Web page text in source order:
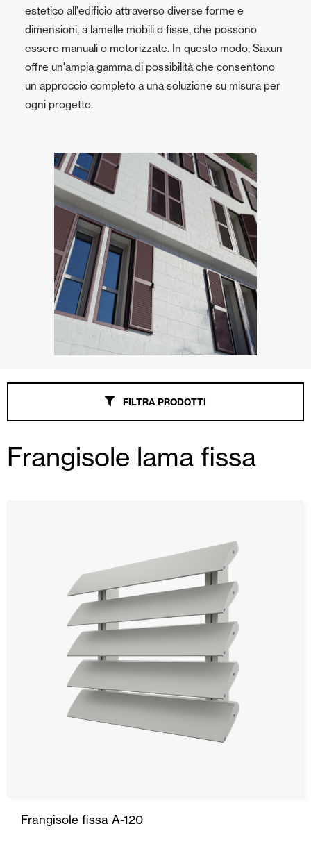
estetico all'edificio attraverso diverse forme e
dimensioni, a lamelle mobili o fisse, che possono
essere manuali o motorizzate. In questo modo, Saxun
offre un'ampia gamma di possibilità che consentono
un approccio completo a una soluzione su misura per
ogni progetto.
Controsoffitti e rivestimenti di pareti
FILTRA PRODOTTI
Frangisole lama fissa
Frangisole fissa A-120